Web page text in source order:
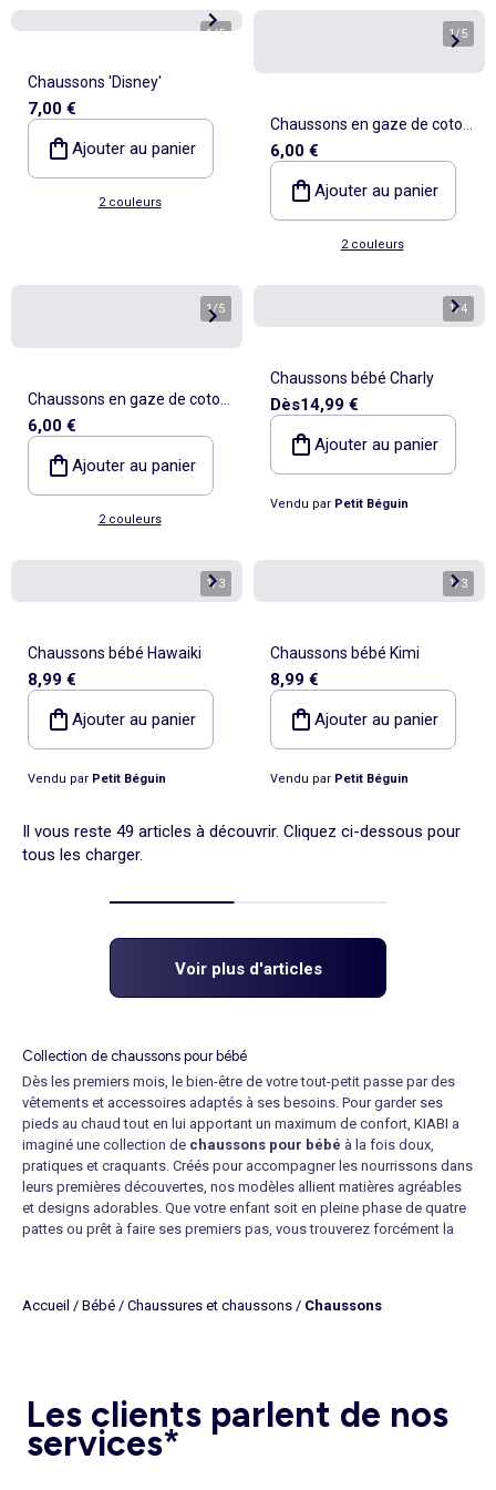
1/5
Chaussons 'Disney'
7,00 €
Ajouter au panier
2 couleurs
1/5
Chaussons en gaze de coton
+ oreilles animaux
6,00 €
Ajouter au panier
2 couleurs
1/5
Chaussons en gaze de coton
+ oreilles animaux
6,00 €
Ajouter au panier
2 couleurs
1/4
Chaussons bébé Charly
Dès14,99 €
Ajouter au panier
Vendu par Petit Béguin
1/3
Chaussons bébé Hawaiki
8,99 €
Ajouter au panier
Vendu par Petit Béguin
1/3
Chaussons bébé Kimi
8,99 €
Ajouter au panier
Vendu par Petit Béguin
Il vous reste 49 articles à découvrir. Cliquez ci-dessous pour
tous les charger.
Voir plus d'articles
Collection de chaussons pour bébé
Dès les premiers mois, le bien-être de votre tout-petit passe par des
vêtements et accessoires adaptés à ses besoins. Pour garder ses
pieds au chaud tout en lui apportant un maximum de confort, KIABI a
imaginé une collection de chaussons pour bébé à la fois doux,
pratiques et craquants. Créés pour accompagner les nourrissons dans
leurs premières découvertes, nos modèles allient matières agréables
et designs adorables. Que votre enfant soit en pleine phase de quatre
pattes ou prêt à faire ses premiers pas, vous trouverez forcément la
respectent la liberté de mouvement, noschaussons bottes
pouvez les associer à un
adapté aux moments de repos.
Des chaussons pour bébé conçus pour chaque étape de sa croissance
Accueil / Bébé / Chaussures et chaussons / Chaussons
Les clients parlent de nos
services*